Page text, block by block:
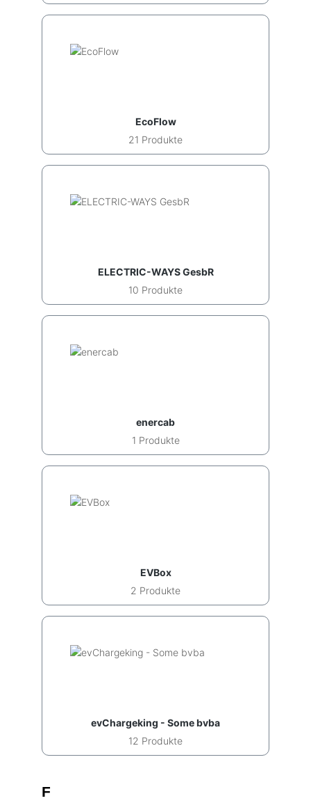
EcoFlow
21 Produkte
ELECTRIC-WAYS GesbR
10 Produkte
enercab
1 Produkte
EVBox
2 Produkte
evChargeking - Some bvba
12 Produkte
F